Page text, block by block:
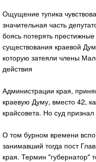
Ощущение тупика
значительная часть
боясь потерять
существования краевой
которую затеяли члены
действия
Администрации края,
краевую Думу, вместо 42,
крайсовета. Но суд
О том бурном времени
занимавший тогда пост
края. Термин "губернатор"